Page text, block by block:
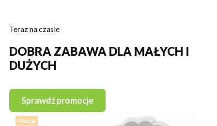
Teraz na czasie
DOBRA ZABAWA DLA MAŁYCH I
DUŻYCH
Sprawdź promocje
Okazja